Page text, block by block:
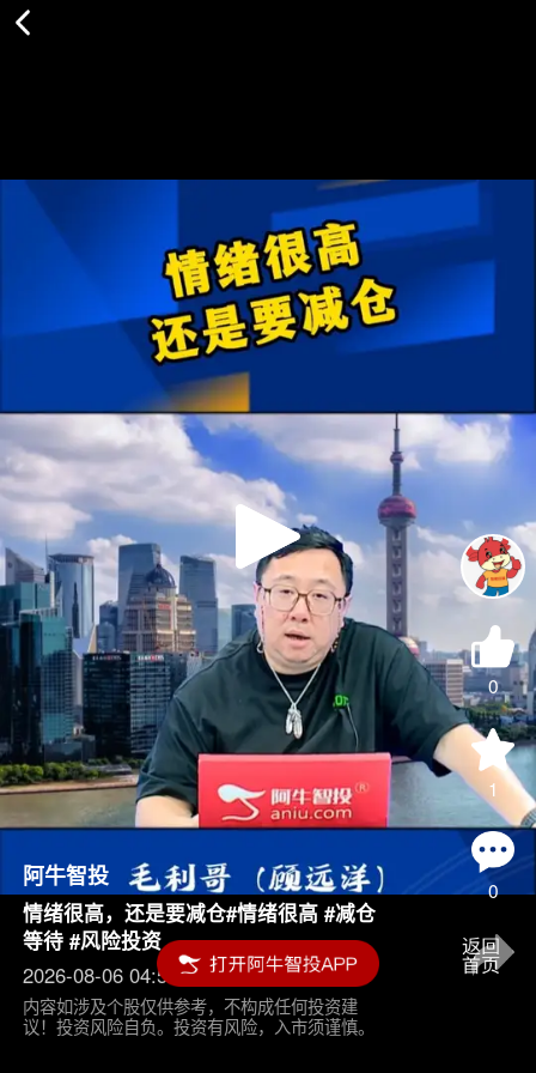
Play
Video
0
1
0
阿牛智投
情绪很高，还是要减仓#情绪很高 #减仓
等待 #风险投资
2026-08-06 04:55
内容如涉及个股仅供参考，不构成任何投资建
议！投资风险自负。投资有风险，入市须谨慎。